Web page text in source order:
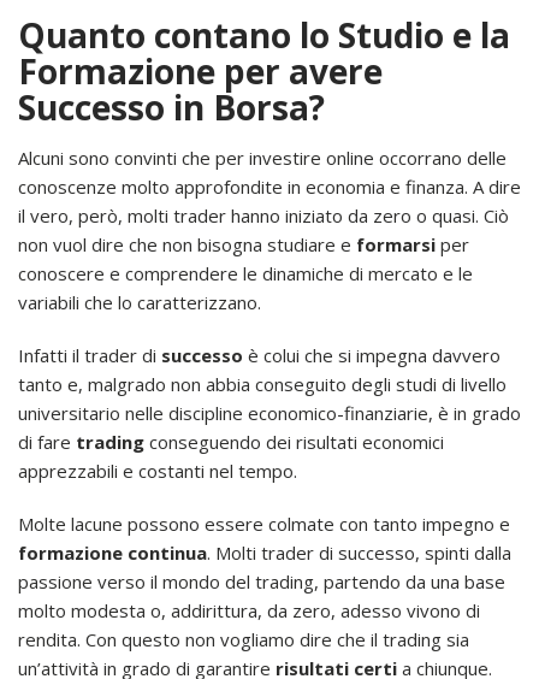
Quanto contano lo Studio e la
Formazione per avere
Successo in Borsa?
Alcuni sono convinti che per investire online occorrano delle
conoscenze molto approfondite in economia e finanza. A dire
il vero, però, molti trader hanno iniziato da zero o quasi. Ciò
non vuol dire che non bisogna studiare e formarsi per
conoscere e comprendere le dinamiche di mercato e le
variabili che lo caratterizzano.
Infatti il trader di successo è colui che si impegna davvero
tanto e, malgrado non abbia conseguito degli studi di livello
universitario nelle discipline economico-finanziarie, è in grado
di fare trading conseguendo dei risultati economici
apprezzabili e costanti nel tempo.
Molte lacune possono essere colmate con tanto impegno e
formazione continua. Molti trader di successo, spinti dalla
passione verso il mondo del trading, partendo da una base
molto modesta o, addirittura, da zero, adesso vivono di
rendita. Con questo non vogliamo dire che il trading sia
un’attività in grado di garantire risultati certi a chiunque.